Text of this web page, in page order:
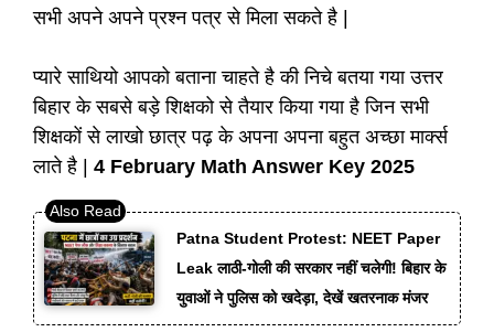
सभी अपने अपने प्रश्न पत्र से मिला सकते है |
प्यारे साथियो आपको बताना चाहते है की निचे बतया गया उत्तर
बिहार के सबसे बड़े शिक्षको से तैयार किया गया है जिन सभी
शिक्षकों से लाखो छात्र पढ़ के अपना अपना बहुत अच्छा मार्क्स
लाते है | 4 February Math Answer Key 2025
Patna Student Protest: NEET Paper
Leak लाठी-गोली की सरकार नहीं चलेगी! बिहार के
युवाओं ने पुलिस को खदेड़ा, देखें खतरनाक मंजर